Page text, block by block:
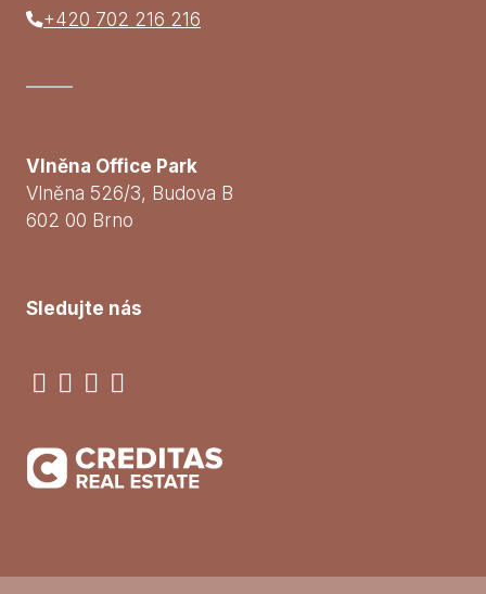
+420 702 216 216
Vlněna Office Park
Vlněna 526/3, Budova B
602 00 Brno
Sledujte nás